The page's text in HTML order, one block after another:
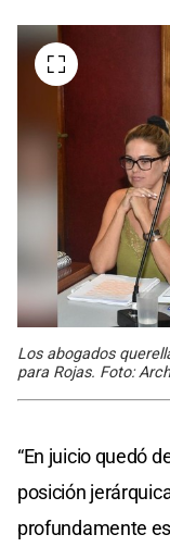
Los abogados
para Rojas. Foto:
“En juicio quedó
posición
profundamente